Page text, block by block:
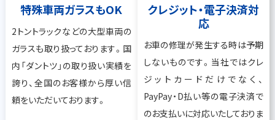
特殊車両ガラスもOK
2トントラックなどの大型車両の
ガラスも取り扱っております。国
内「ダントツ」の取り扱い実績を
誇り、全国のお客様から厚い信
頼をいただいております。
クレジット・電子決済対
応
お車の修理が発生する時は予期
しないものです。当社ではクレ
ジットカードだけでなく、
PayPay・D払い等の電子決済で
のお支払いに対応いたしておりま